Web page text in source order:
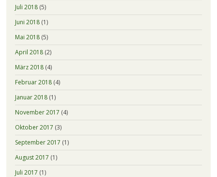
Juli 2018(5)
Juni 2018(1)
Mai 2018(5)
April 2018(2)
März 2018(4)
Februar 2018(4)
Januar 2018(1)
November 2017 (4)
Oktober 2017 (3)
September 2017 (1)
August 2017 (1)
Juli 2017 (1)